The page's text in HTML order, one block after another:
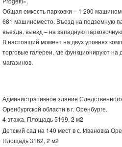
Общая емкость парковки – 1 200
681 машиноместо. Въезд на подземную
въезда, выезд – на западную
В настоящий момент на двух уровнях
торговые галереи, где функционируют
магазинов.
Административное здание
Оренбургской области в г. Оренбурге.
4 этажа, Площадь 5199, 2 м2
Детский сад на 140 мест в с. Ивановка
Площадь 3162, 2 м2